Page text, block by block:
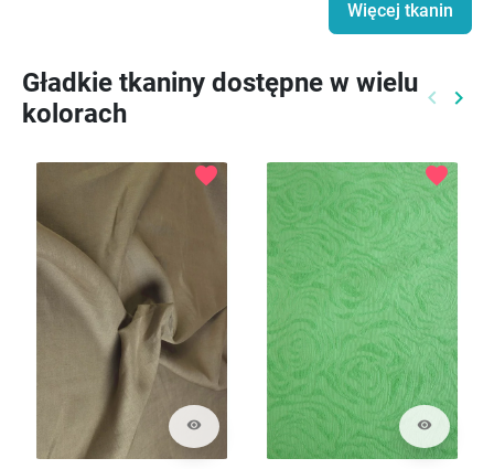
Więcej tkanin
Gładkie tkaniny dostępne w wielu
kolorach
keyboard_arrow_left keyboard_arrow_right
visibility
favorite
visibility
favorite